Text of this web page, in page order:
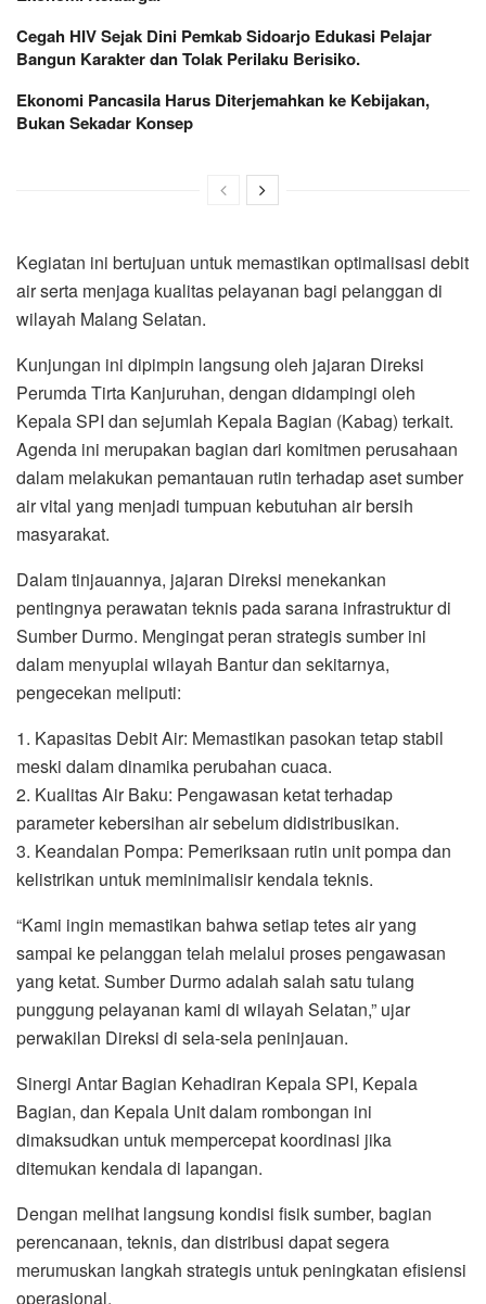
Cegah HIV Sejak Dini Pemkab Sidoarjo Edukasi Pelajar
Bangun Karakter dan Tolak Perilaku Berisiko.
Ekonomi Pancasila Harus Diterjemahkan ke Kebijakan,
Bukan Sekadar Konsep
Kegiatan ini bertujuan untuk memastikan optimalisasi debit
air serta menjaga kualitas pelayanan bagi pelanggan di
wilayah Malang Selatan.
Kunjungan ini dipimpin langsung oleh jajaran Direksi
Perumda Tirta Kanjuruhan, dengan didampingi oleh
Kepala SPI dan sejumlah Kepala Bagian (Kabag) terkait.
Agenda ini merupakan bagian dari komitmen perusahaan
dalam melakukan pemantauan rutin terhadap aset sumber
air vital yang menjadi tumpuan kebutuhan air bersih
masyarakat.
Dalam tinjauannya, jajaran Direksi menekankan
pentingnya perawatan teknis pada sarana infrastruktur di
Sumber Durmo. Mengingat peran strategis sumber ini
dalam menyuplai wilayah Bantur dan sekitarnya,
pengecekan meliputi:
1. Kapasitas Debit Air: Memastikan pasokan tetap stabil
meski dalam dinamika perubahan cuaca.
2. Kualitas Air Baku: Pengawasan ketat terhadap
parameter kebersihan air sebelum didistribusikan.
3. Keandalan Pompa: Pemeriksaan rutin unit pompa dan
kelistrikan untuk meminimalisir kendala teknis.
“Kami ingin memastikan bahwa setiap tetes air yang
sampai ke pelanggan telah melalui proses pengawasan
yang ketat. Sumber Durmo adalah salah satu tulang
punggung pelayanan kami di wilayah Selatan,” ujar
perwakilan Direksi di sela-sela peninjauan.
Sinergi Antar Bagian Kehadiran Kepala SPI, Kepala
Bagian, dan Kepala Unit dalam rombongan ini
dimaksudkan untuk mempercepat koordinasi jika
ditemukan kendala di lapangan.
Dengan melihat langsung kondisi fisik sumber, bagian
perencanaan, teknis, dan distribusi dapat segera
merumuskan langkah strategis untuk peningkatan efisiensi
operasional.